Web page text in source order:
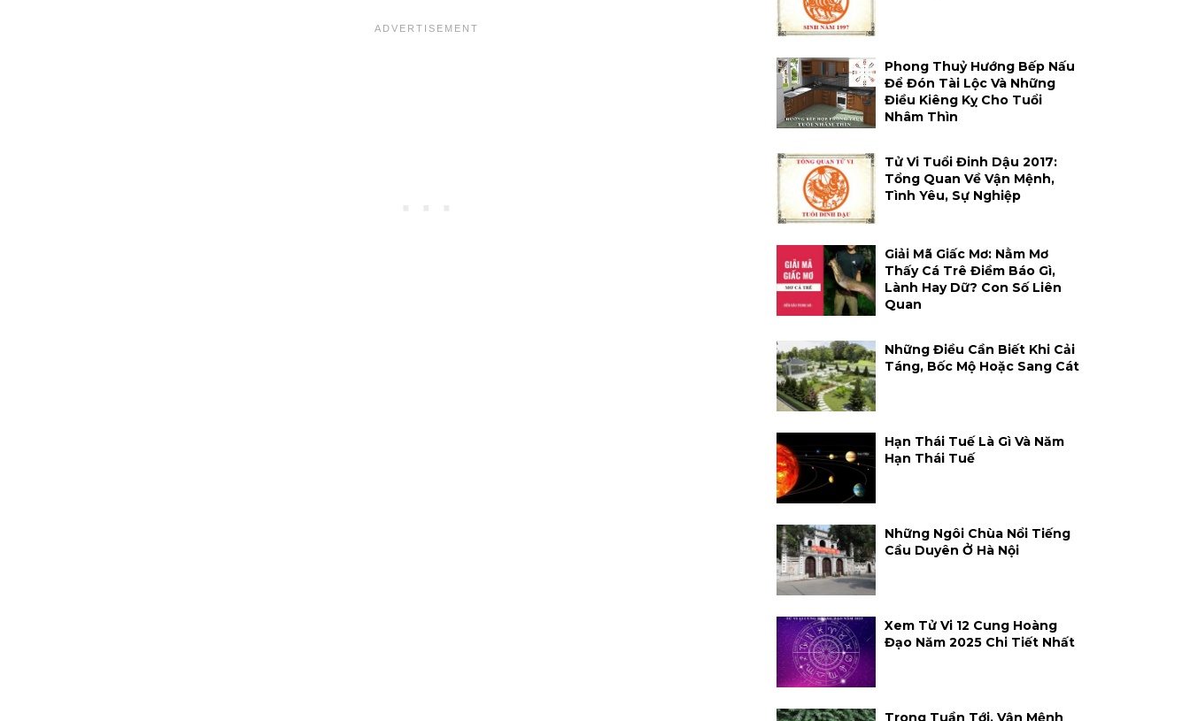
Phong Thuỷ Hướng Bếp Nấu
Để Đón Tài Lộc Và Những
Điều Kiêng Kỵ Cho Tuổi
Nhâm Thìn
Tử Vi Tuổi Đinh Dậu 2017:
Tổng Quan Về Vận Mệnh,
Tình Yêu, Sự Nghiệp
Giải Mã Giấc Mơ: Nằm Mơ
Thấy Cá Trê Điềm Báo Gì,
Lành Hay Dữ? Con Số Liên
Quan
Những Điều Cần Biết Khi Cải
Táng, Bốc Mộ Hoặc Sang Cát
Hạn Thái Tuế Là Gì Và Năm
Hạn Thái Tuế
Những Ngôi Chùa Nổi Tiếng
Cầu Duyên Ở Hà Nội
Xem Tử Vi 12 Cung Hoàng
Đạo Năm 2025 Chi Tiết Nhất
Trong Tuần Tới, Vận Mệnh